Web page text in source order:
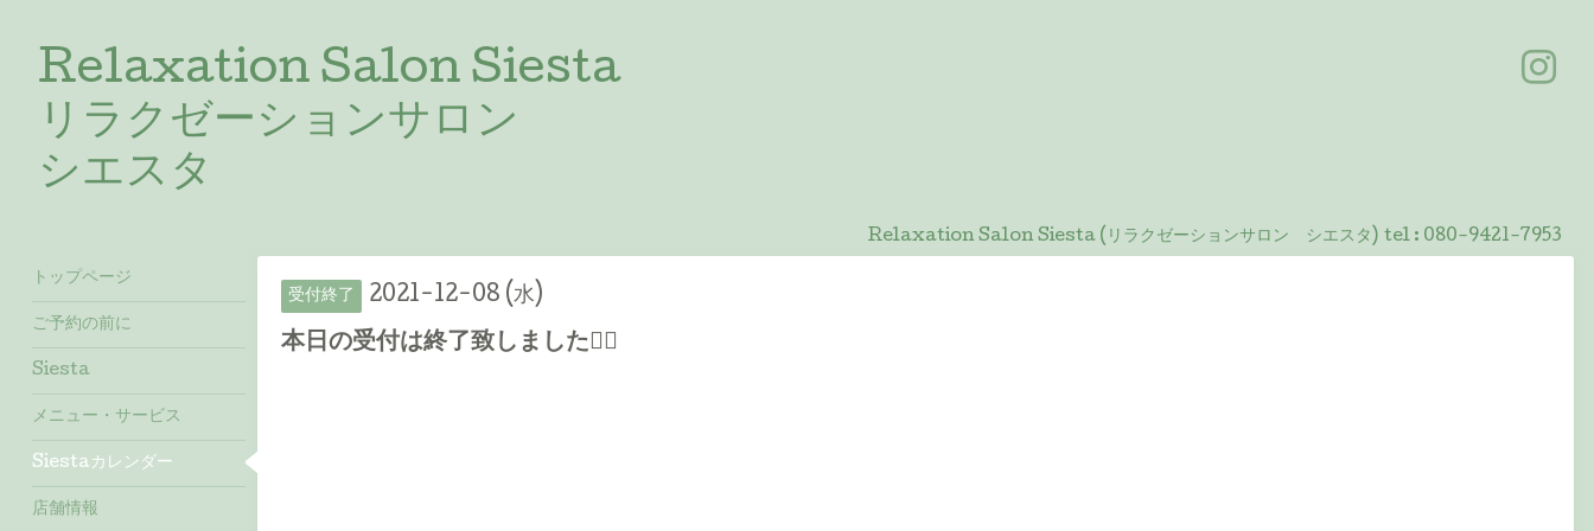
Relaxation Salon Siesta
リラクゼーションサロン
シエスタ
Relaxation Salon Siesta (リラクゼーションサロン シエスタ) tel : 080-9421-7953
受付終了 2021-12-08 (水)
本日の受付は終了致しました🙇‍♀️
トップページ
ご予約の前に
Siesta
メニュー・サービス
Siestaカレンダー
店舗情報